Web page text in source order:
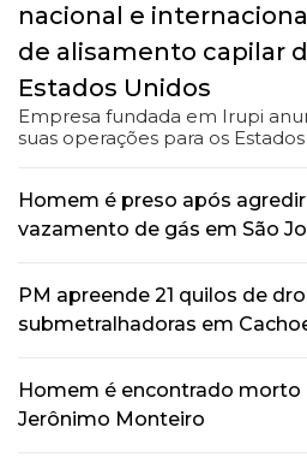
nacional e
de alisamento capilar
Estados Unidos
Empresa fundada em Irupi
suas operações para os
Homem é preso após
vazamento de gás em São
PM apreende 21 quilos de
submetralhadoras em
Homem é encontrado
Jerônimo Monteiro